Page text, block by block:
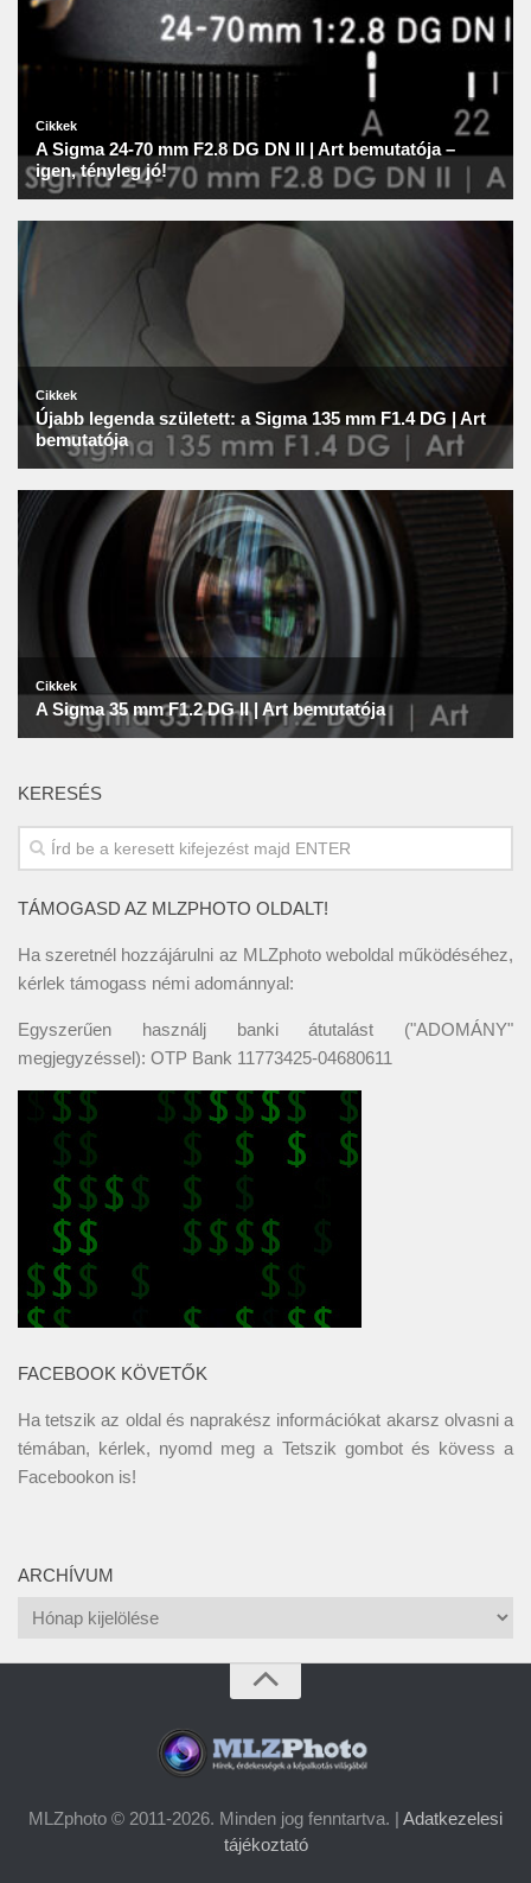
KERESÉS
TÁMOGASD AZ MLZPHOTO OLDALT!
Ha szeretnél hozzájárulni az MLZphoto weboldal működéséhez,
kérlek támogass némi adománnyal:
Egyszerűen használj banki átutalást ("ADOMÁNY"
megjegyzéssel): OTP Bank 11773425-04680611
FACEBOOK KÖVETŐK
Ha tetszik az oldal és naprakész információkat akarsz olvasni a
témában, kérlek, nyomd meg a Tetszik gombot és kövess a
Facebookon is!
ARCHÍVUM
Archívum
MLZphoto © 2011-2026. Minden jog fenntartva. | Adatkezelesi
tájékoztató